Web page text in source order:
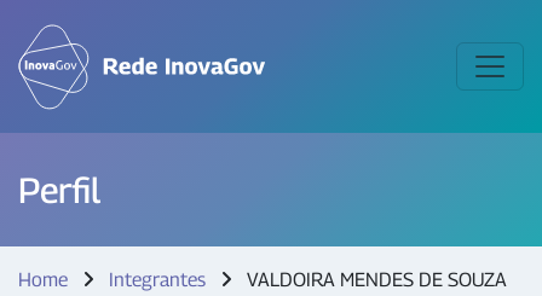
Perfil
Home Integrantes
VALDOIRA MENDES DE SOUZA